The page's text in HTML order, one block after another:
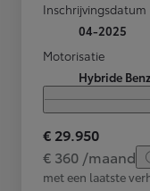
Inschrijvingsdatum
04-2025
Motorisatie
Hybride
€ 29.950
€ 360 /maand
met een laatste